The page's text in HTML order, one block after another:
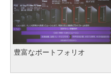
豊富なポートフォリオ